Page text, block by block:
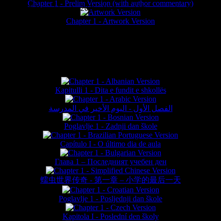
Chapter 1 - Prelim Version (with author commentary)
Chapter 1 - Artwork Version
Kapitulli 1 - Dita e fundit e shkollës
الفصل الأول - اليوم الأخير في المدرسة
Poglavlje 1 - Zadnji dan škole
Capítulo I - O último dia de aula
Глава 1 – Последният учебен ден
蠕虫世界传奇 - 第一章 – 小学的最后一天
Poglavlje 1 - Posljednji dan škole
Kapitola I - Poslední den školy
website © Daniel Lieske 2026 - Wormworld® is a registered